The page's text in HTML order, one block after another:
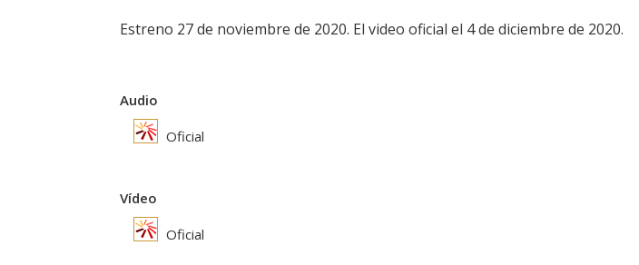
Estreno 27 de noviembre de 2020. El video oficial el 4 de diciembre de 2020.
Audio
Oficial
Vídeo
Oficial